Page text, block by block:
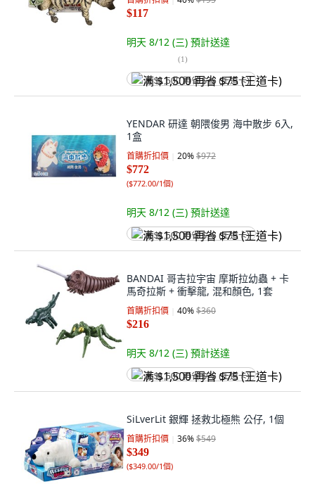
$117
明天 8/12 (三) 預計送達
(1)
满 $1,500 再省 $75 (王道卡)
YENDAR 研達 朝隈俊男 海中散步 6入,
1盒
首購折扣價 20%$972
$772
($772.00/1個)
明天 8/12 (三) 預計送達
满 $1,500 再省 $75 (王道卡)
BANDAI 哥吉拉宇宙 摩斯拉幼蟲 + 卡
馬奇拉斯 + 衝擊龍, 混和顏色, 1套
首購折扣價 40%$360
$216
明天 8/12 (三) 預計送達
满 $1,500 再省 $75 (王道卡)
SiLverLit 銀輝 拯救北極熊 公仔, 1個
首購折扣價 36%$549
$349
($349.00/1個)